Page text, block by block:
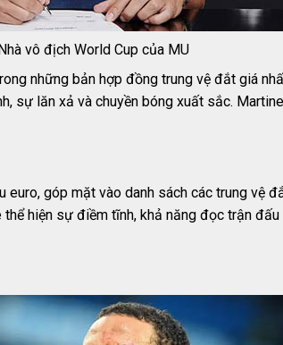
vô địch World Cup của MU
những bản hợp đồng trung vệ đắt giá
sự lăn xả và chuyền bóng xuất sắc.
góp mặt vào danh sách các trung vệ
hiện sự điềm tĩnh, khả năng đọc trận